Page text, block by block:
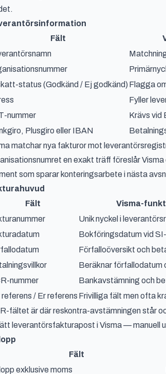
Fält
status (Godkänd / Ej godkänd)Flagga
Fyller
nummer
Krävs vid
Plusgiro eller IBAN
matchar nya fakturor mot
en exakt träff föreslår
som sparar konteringsarbete i nästa
Fält
Visma-
Unik nyckel i
Bokföringsdatum vid
Förfalloöversikt och
Beräknar förfallodatum
nummer
Bankavstämning och
referens / Er referens Frivilliga fält men ofta
fältet är där reskontra-avstämningen står
leverantörsfakturapost i Visma — manuell
Fält
exklusive moms